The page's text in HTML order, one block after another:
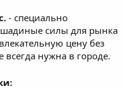
- специально
силы для рынка
цену без
всегда нужна в городе.